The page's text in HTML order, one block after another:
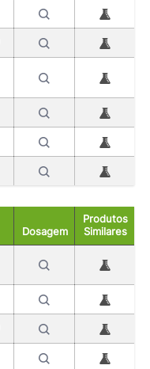
Dosagem
Produtos
Similares